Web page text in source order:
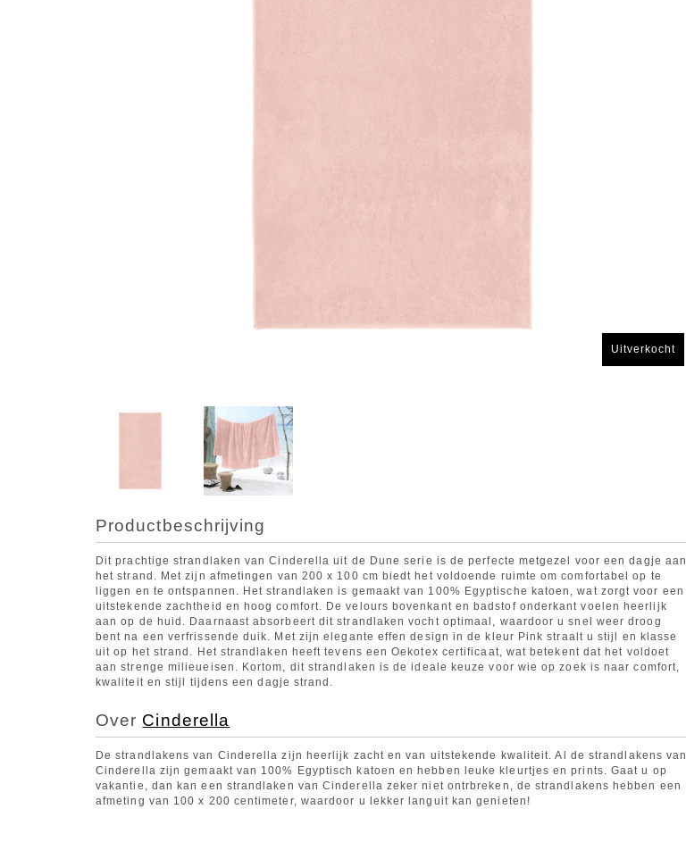
Uitverkocht
Productbeschrijving
Dit prachtige strandlaken van Cinderella uit de Dune serie is de perfecte metgezel voor een dagje aan
het strand. Met zijn afmetingen van 200 x 100 cm biedt het voldoende ruimte om comfortabel op te
liggen en te ontspannen. Het strandlaken is gemaakt van 100% Egyptische katoen, wat zorgt voor een
uitstekende zachtheid en hoog comfort. De velours bovenkant en badstof onderkant voelen heerlijk
aan op de huid. Daarnaast absorbeert dit strandlaken vocht optimaal, waardoor u snel weer droog
bent na een verfrissende duik. Met zijn elegante effen design in de kleur Pink straalt u stijl en klasse
uit op het strand. Het strandlaken heeft tevens een Oekotex certificaat, wat betekent dat het voldoet
aan strenge milieueisen. Kortom, dit strandlaken is de ideale keuze voor wie op zoek is naar comfort,
kwaliteit en stijl tijdens een dagje strand.
Over Cinderella
De strandlakens van Cinderella zijn heerlijk zacht en van uitstekende kwaliteit. Al de strandlakens van
Cinderella zijn gemaakt van 100% Egyptisch katoen en hebben leuke kleurtjes en prints. Gaat u op
vakantie, dan kan een strandlaken van Cinderella zeker niet ontrbreken, de strandlakens hebben een
afmeting van 100 x 200 centimeter, waardoor u lekker languit kan genieten!